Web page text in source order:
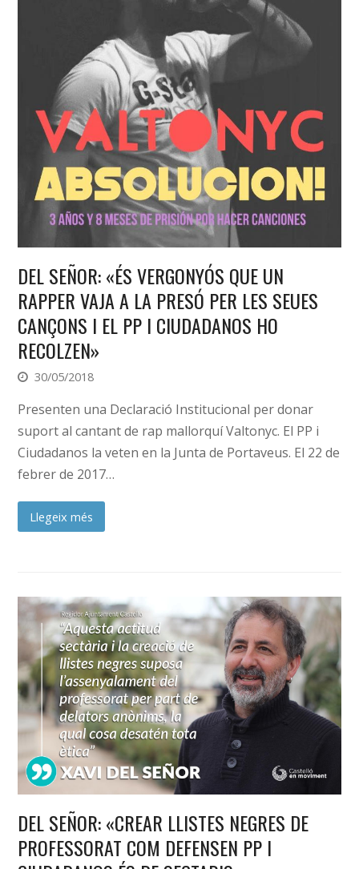
DEL SEÑOR: «ÉS VERGONYÓS QUE UN
RAPPER VAJA A LA PRESÓ PER LES SEUES
CANÇONS I EL PP I CIUDADANOS HO
RECOLZEN»
30/05/2018
Presenten una Declaració Institucional per donar
suport al cantant de rap mallorquí Valtonyc. El PP i
Ciudadanos la veten en la Junta de Portaveus. El 22 de
febrer de 2017…
Llegeix més
DEL SEÑOR: «CREAR LLISTES NEGRES DE
PROFESSORAT COM DEFENSEN PP I